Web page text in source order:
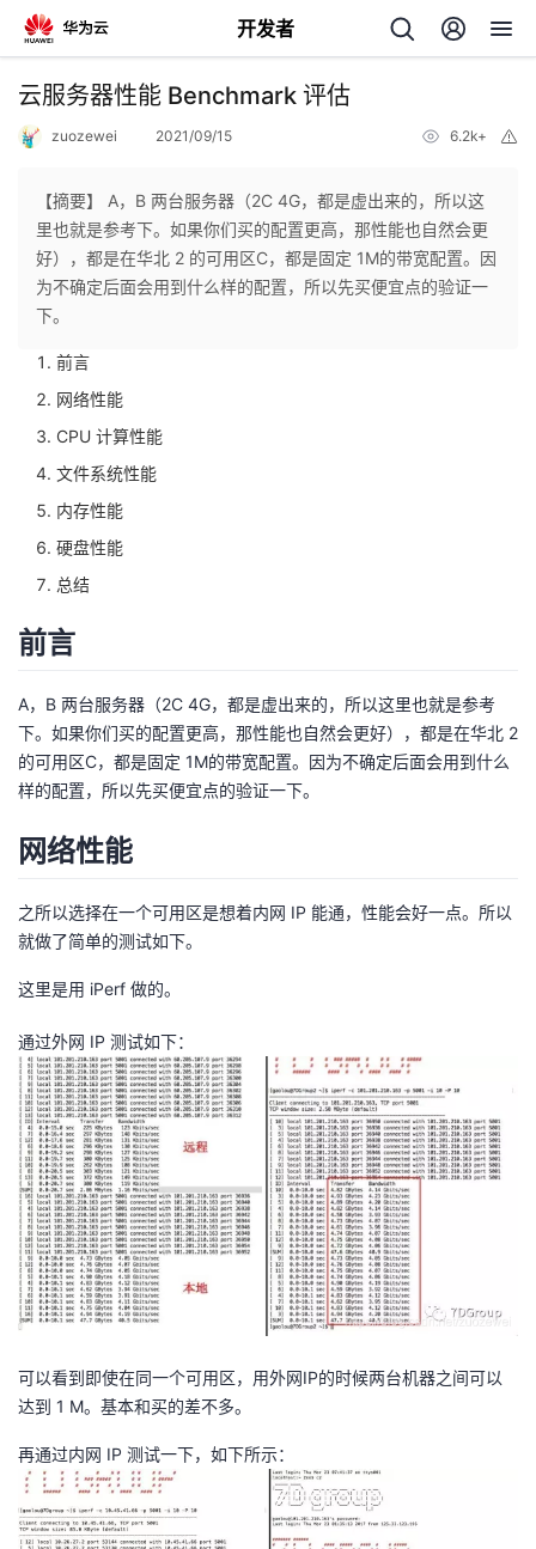
开发者
返
个
主
页
的
开
发
者
我
的
博
我
的
坛
我
圈
子
的
直
播
我
的
活
动
我
的
关
注
我
的
开
发
者
学
我
的
课
我
的
我
我
的
Programs
我
的
支
持
的
技
我
的
云服务器性能 Benchmark 评估
zuozewei 2021/09/15 6.2k+
【摘要】 A，B 两台服务器（2C 4G，都是虚出来的，所以这
里也就是参考下。如果你们买的配置更高，那性能也自然会更
好），都是在华北 2 的可用区C，都是固定 1M的带宽配置。因
为不确定后面会用到什么样的配置，所以先买便宜点的验证一
下。
前言
网络性能
CPU 计算性能
文件系统性能
内存性能
硬盘性能
总结
前言
A，B 两台服务器（2C 4G，都是虚出来的，所以这里也就是参考
下。如果你们买的配置更高，那性能也自然会更好），都是在华北 2
的可用区C，都是固定 1M的带宽配置。因为不确定后面会用到什么
样的配置，所以先买便宜点的验证一下。
网络性能
之所以选择在一个可用区是想着内网 IP 能通，性能会好一点。所以
就做了简单的测试如下。
这里是用 iPerf 做的。
通过外网 IP 测试如下：
可以看到即使在同一个可用区，用外网IP的时候两台机器之间可以
达到 1 M。基本和买的差不多。
再通过内网 IP 测试一下，如下所示：